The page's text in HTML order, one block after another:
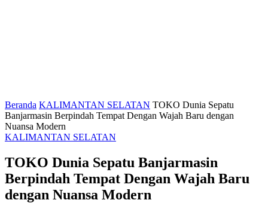
Beranda KALIMANTAN SELATAN TOKO Dunia Sepatu
Banjarmasin Berpindah Tempat Dengan Wajah Baru dengan
Nuansa Modern
KALIMANTAN SELATAN
TOKO Dunia Sepatu Banjarmasin
Berpindah Tempat Dengan Wajah Baru
dengan Nuansa Modern